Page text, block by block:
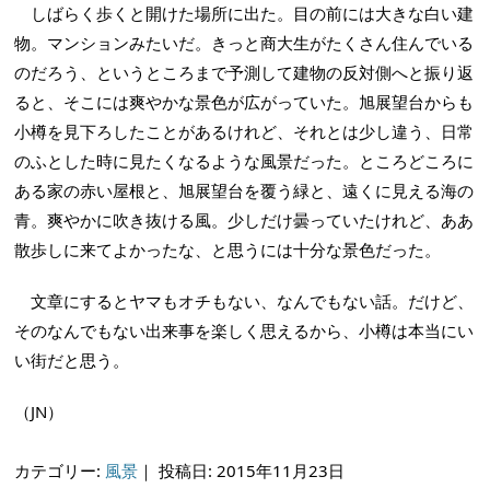
しばらく歩くと開けた場所に出た。目の前には大きな白い建
物。マンションみたいだ。きっと商大生がたくさん住んでいる
のだろう、というところまで予測して建物の反対側へと振り返
ると、そこには爽やかな景色が広がっていた。旭展望台からも
小樽を見下ろしたことがあるけれど、それとは少し違う、日常
のふとした時に見たくなるような風景だった。ところどころに
ある家の赤い屋根と、旭展望台を覆う緑と、遠くに見える海の
青。爽やかに吹き抜ける風。少しだけ曇っていたけれど、ああ
散歩しに来てよかったな、と思うには十分な景色だった。
文章にするとヤマもオチもない、なんでもない話。だけど、
そのなんでもない出来事を楽しく思えるから、小樽は本当にい
い街だと思う。
（JN）
カテゴリー: 風景 ｜投稿日: 2015年11月23日